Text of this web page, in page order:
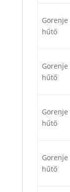
Gorenje
hűtő
Gorenje
hűtő
Gorenje
hűtő
Gorenje
hűtő